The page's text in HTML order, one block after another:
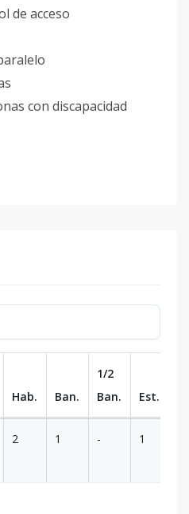
de acceso
con discapacidad
Hab. Ban.
1/2
Ban.
Est.
2 1 - 1